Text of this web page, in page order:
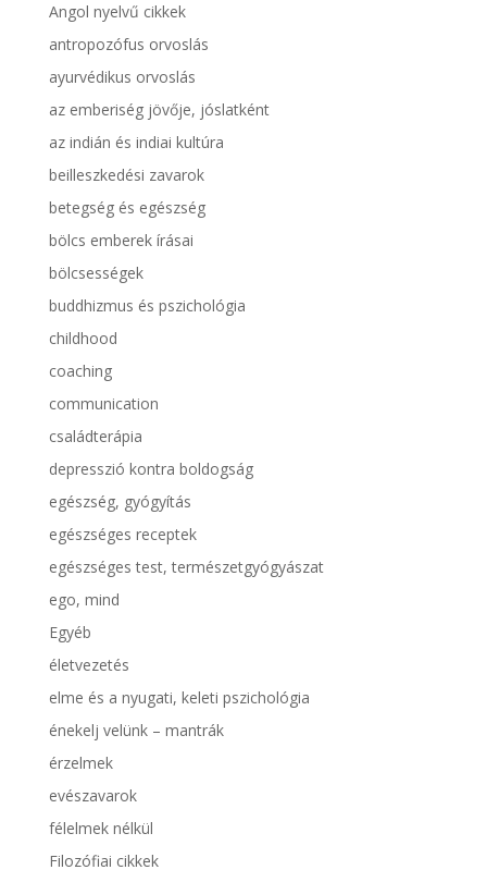
Angol nyelvű cikkek
antropozófus orvoslás
ayurvédikus orvoslás
az emberiség jövője, jóslatként
az indián és indiai kultúra
beilleszkedési zavarok
betegség és egészség
bölcs emberek írásai
bölcsességek
buddhizmus és pszichológia
childhood
coaching
communication
családterápia
depresszió kontra boldogság
egészség, gyógyítás
egészséges receptek
egészséges test, természetgyógyászat
ego, mind
Egyéb
életvezetés
elme és a nyugati, keleti pszichológia
énekelj velünk – mantrák
érzelmek
evészavarok
félelmek nélkül
Filozófiai cikkek